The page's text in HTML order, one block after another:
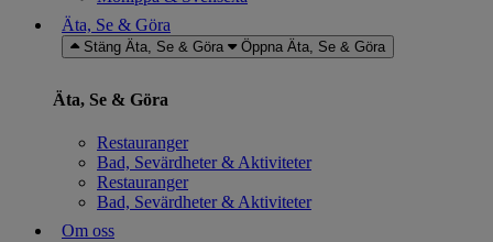
Äta, Se & Göra
Stäng Äta, Se & Göra Öppna Äta, Se & Göra
Äta, Se & Göra
Restauranger
Bad, Sevärdheter & Aktiviteter
Restauranger
Bad, Sevärdheter & Aktiviteter
Om oss